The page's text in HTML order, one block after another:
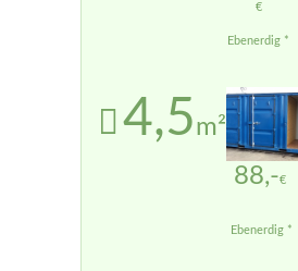
€
Ebenerdig *
4,5m²
88,-€
Ebenerdig *